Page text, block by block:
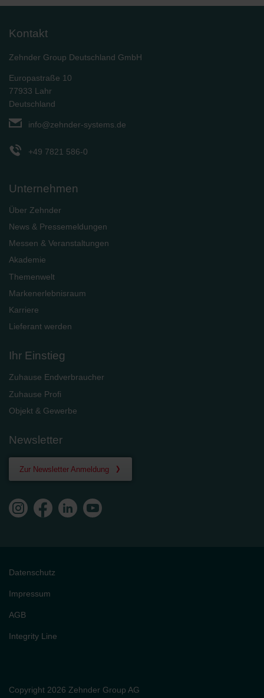
Kontakt
Zehnder Group Deutschland GmbH
Europastraße 10
77933 Lahr
Deutschland
info@zehnder-systems.de
+49 7821 586-0
Unternehmen
Über Zehnder
News & Pressemeldungen
Messen & Veranstaltungen
Akademie
Themenwelt
Markenerlebnisraum
Karriere
Lieferant werden
Ihr Einstieg
Zuhause Endverbraucher
Zuhause Profi
Objekt & Gewerbe
Newsletter
Zur Newsletter Anmeldung
Copyright 2026 Zehnder Group AG
Datenschutz
Impressum
AGB
Integrity Line